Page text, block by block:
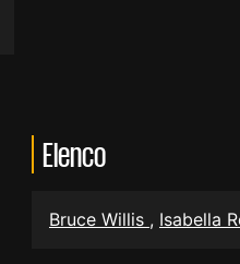
Elenco
Bruce Willis , Isabella